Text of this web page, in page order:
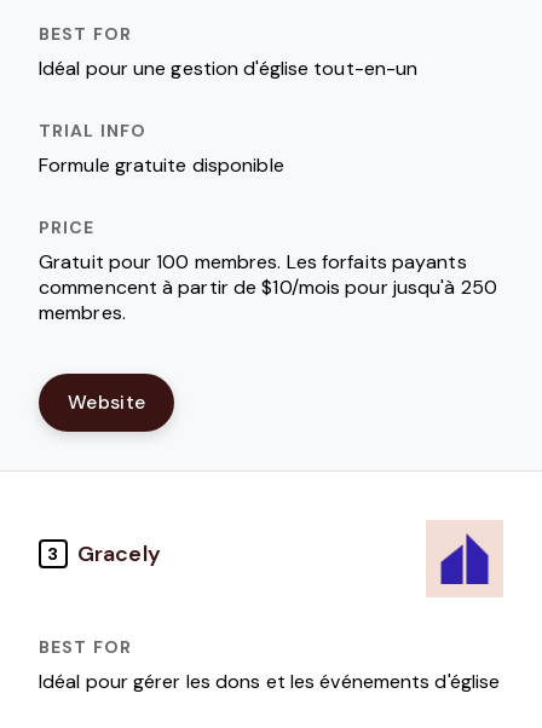
Idéal pour une gestion d'église tout-en-un
Formule gratuite disponible
Gratuit pour 100 membres. Les forfaits payants
commencent à partir de $10/mois pour jusqu'à 250
membres.
Website
3 Gracely
Idéal pour gérer les dons et les événements d'église